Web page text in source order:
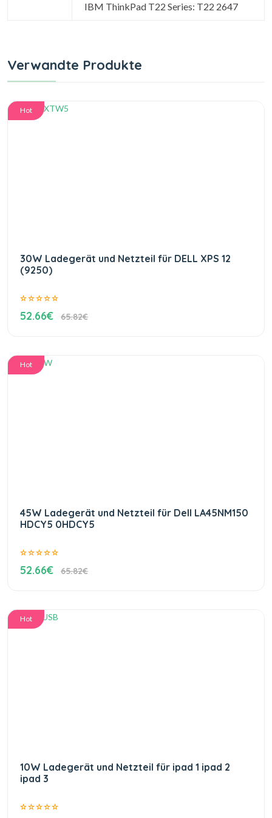
IBM ThinkPad T22 Series: T22 2647
Verwandte Produkte
Hot
30W Ladegerät und Netzteil für DELL XPS 12
(9250)
52.66€ 65.82€
Hot
45W Ladegerät und Netzteil für Dell LA45NM150
HDCY5 0HDCY5
52.66€ 65.82€
Hot
10W Ladegerät und Netzteil für ipad 1 ipad 2
ipad 3